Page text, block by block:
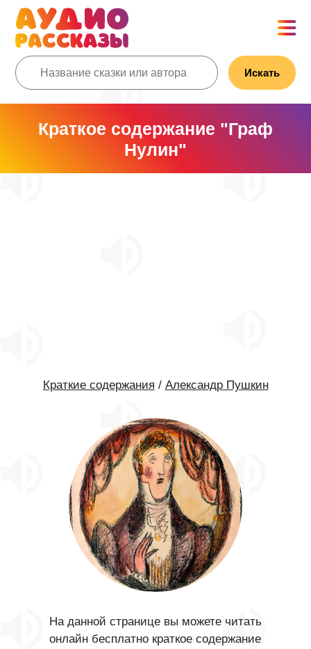
Искать
Краткое содержание "Граф
Нулин"
Краткие содержания / Александр Пушкин
На данной странице вы можете читать
онлайн бесплатно краткое содержание